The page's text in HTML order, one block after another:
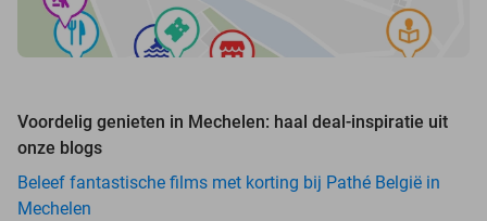
Voordelig genieten in Mechelen: haal deal-inspiratie uit
onze blogs
Beleef fantastische films met korting bij Pathé België in
Mechelen